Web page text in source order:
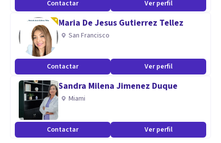
Adolescentes
Adultos.
Parejas.
Aptitudes
Empatía-disciplina- carisma-respeto-profesionalismo-
contención-empatía.
Contactar Ver perfil
Maria De Jesus Gutierrez Tellez
San Francisco
Contactar Ver perfil
Sandra Milena Jimenez Duque
Miami
Contactar Ver perfil